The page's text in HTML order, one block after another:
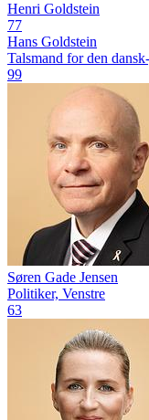
Henri Goldstein
77
Hans Goldstein
Talsmand for den
99
Søren Gade Jensen
Politiker, Venstre
63